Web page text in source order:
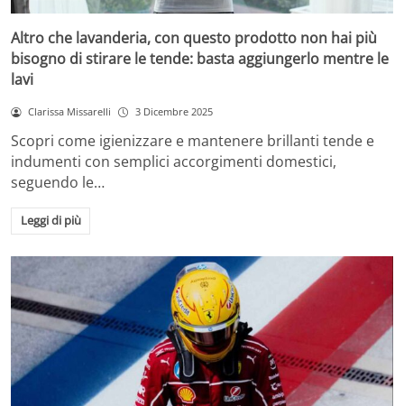
Altro che lavanderia, con questo prodotto non hai più
bisogno di stirare le tende: basta aggiungerlo mentre le
lavi
Clarissa Missarelli 3 Dicembre 2025
Scopri come igienizzare e mantenere brillanti tende e
indumenti con semplici accorgimenti domestici,
seguendo le…
Leggi di più